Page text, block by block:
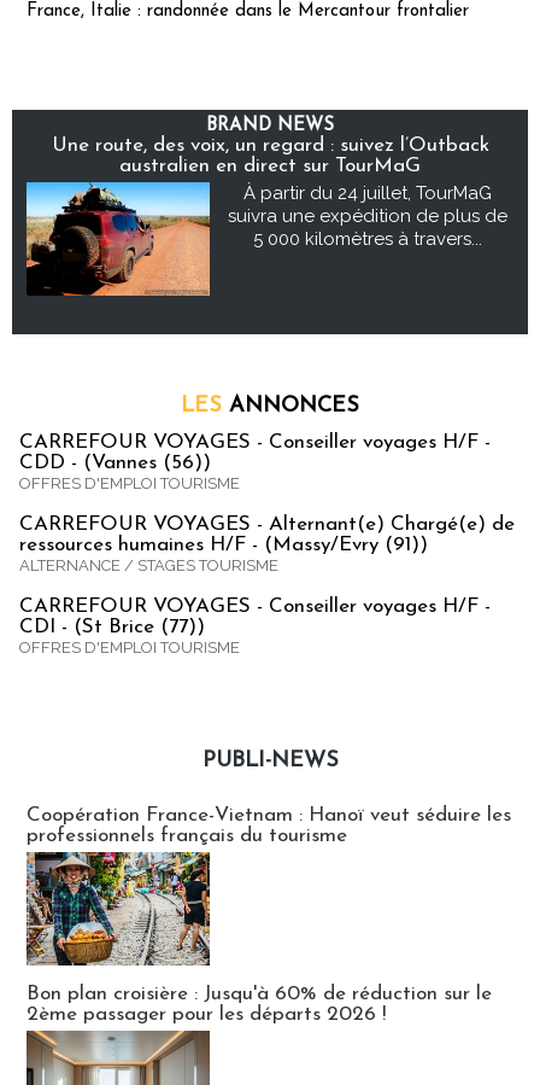
France, Italie : randonnée dans le Mercantour frontalier
BRAND NEWS
Une route, des voix, un regard : suivez l’Outback
australien en direct sur TourMaG
À partir du 24 juillet, TourMaG
suivra une expédition de plus de
5 000 kilomètres à travers...
LES ANNONCES
CARREFOUR VOYAGES - Conseiller voyages H/F -
CDD - (Vannes (56))
OFFRES D'EMPLOI TOURISME
CARREFOUR VOYAGES - Alternant(e) Chargé(e) de
ressources humaines H/F - (Massy/Evry (91))
ALTERNANCE / STAGES TOURISME
CARREFOUR VOYAGES - Conseiller voyages H/F -
CDI - (St Brice (77))
OFFRES D'EMPLOI TOURISME
PUBLI-NEWS
Coopération France-Vietnam : Hanoï veut séduire les
professionnels français du tourisme
Bon plan croisière : Jusqu'à 60% de réduction sur le
2ème passager pour les départs 2026 !